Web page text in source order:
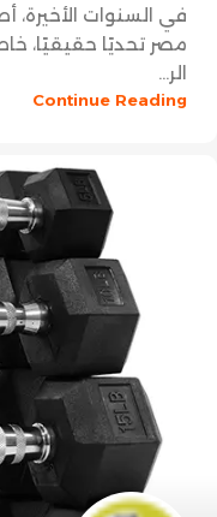
في السنوات الأخيرة،
مصر تحديًا حقيقيًا،
الر...
Continue Reading